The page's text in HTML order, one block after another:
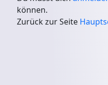
können.
Zurück zur Seite